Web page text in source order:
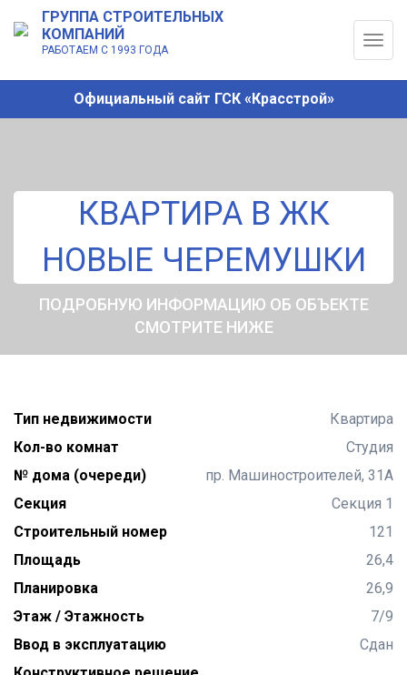
Официальный сайт ГСК «Красстрой»
ГРУППА СТРОИТЕЛЬНЫХ
КОМПАНИЙ
РАБОТАЕМ С 1993 ГОДА
КВАРТИРА В ЖК
НОВЫЕ ЧЕРЕМУШКИ
ПОДРОБНУЮ ИНФОРМАЦИЮ ОБ ОБЪЕКТЕ
СМОТРИТЕ НИЖЕ
Тип недвижимости
Квартира
Кол-во комнат
Студия
№ дома (очереди)
пр. Машиностроителей, 31А
Секция
Секция 1
Строительный номер
121
Площадь
26,4
Планировка
26,9
Этаж / Этажность
7/9
Ввод в эксплуатацию
Сдан